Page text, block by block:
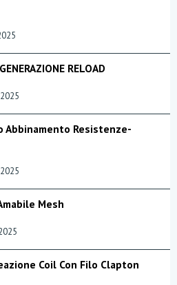
RELOAD
Abbinamento Resistenze-
Mesh
Coil Con Filo Clapton